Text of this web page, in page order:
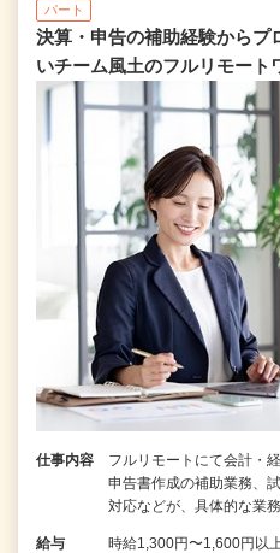
パート
決算・申告の補助経験からプ
いチーム⾵⼟のフルリモート
仕事内容
フルリモートにて会計・
申告書作成の補助業務、
対応などが、具体的な業
給与 時給1,300円〜1,600円